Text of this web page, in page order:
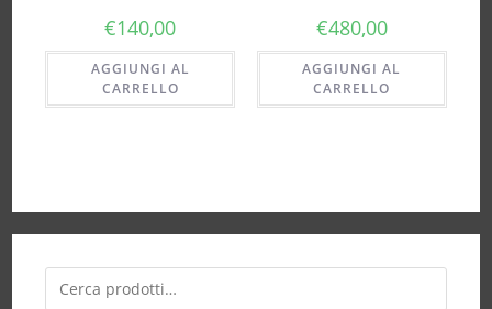
€140,00
AGGIUNGI AL
CARRELLO
€480,00
AGGIUNGI AL
CARRELLO